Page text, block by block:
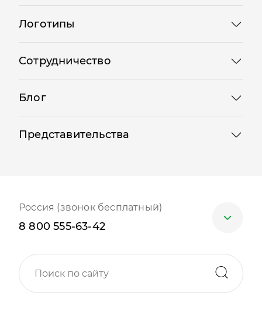
Логотипы
Сотрудничество
Блог
Представительства
Россия (звонок бесплатный)
8 800 555-63-42